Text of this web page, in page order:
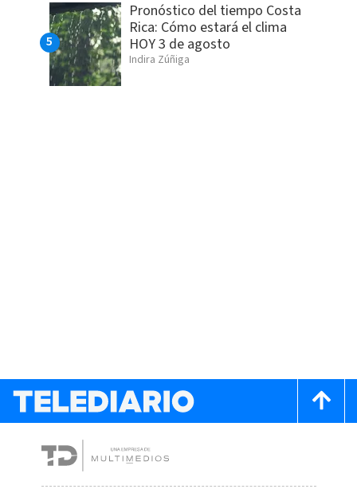
Pronóstico del tiempo Costa
Rica: Cómo estará el clima
HOY 3 de agosto
Indira Zúñiga